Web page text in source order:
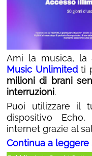
Ami la musica, la
Music Unlimitedti
milioni di brani
interruzioni.
Puoi utilizzare il
dispositivo
internet grazie al
Continua a leggere